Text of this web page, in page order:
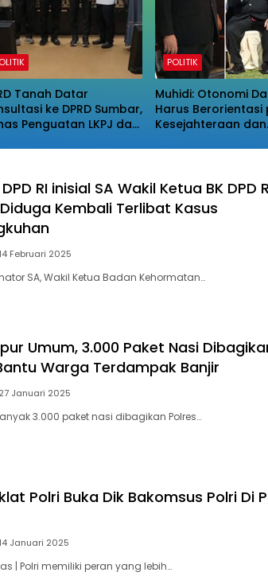
Tanah Datar
ke DPRD Sumbar,
Penguatan LKPJ dan
POLITIK
Muhidi: Otonomi
Harus Berorientasi
Kesejahteraan dan
RI inisial SA Wakil Ketua BK DPD
Kembali Terlibat Kasus
14 Februari 2025
SA, Wakil Ketua Badan Kehormatan…
Umum, 3.000 Paket Nasi
Warga Terdampak Banjir
27 Januari 2025
3.000 paket nasi dibagikan Polres…
Polri Buka Dik Bakomsus Polri Di
14 Januari 2025
| Polri memiliki peran yang lebih…